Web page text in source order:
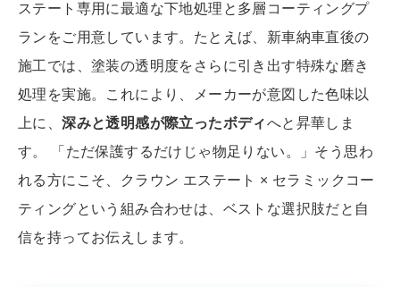
ステート専用に最適な下地処理と多層コーティングプ
ランをご用意しています。たとえば、新車納車直後の
施工では、塗装の透明度をさらに引き出す特殊な磨き
処理を実施。これにより、メーカーが意図した色味以
上に、深みと透明感が際立ったボディへと昇華しま
す。 「ただ保護するだけじゃ物足りない。」そう思わ
れる方にこそ、クラウン エステート × セラミックコー
ティングという組み合わせは、ベストな選択肢だと自
信を持ってお伝えします。